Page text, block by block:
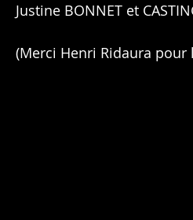
Justine BONNET et
(Merci Henri Ridaura pour